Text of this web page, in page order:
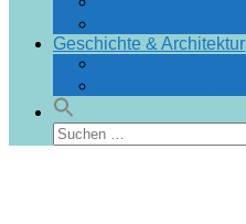
Geschichte & Architektur
Suchen
nach: